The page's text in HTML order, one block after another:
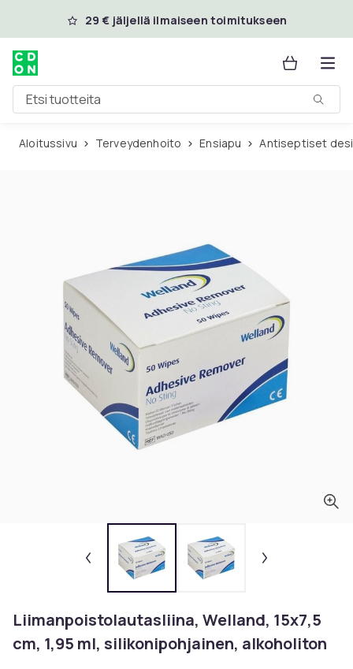
Ohita ja siirry pääsisältöön
29 € jäljellä ilmaiseen toimitukseen
Etsi tuotteita
Aloitussivu Terveydenhoito Ensiapu Antiseptiset
Liimanpoistolautasliina, Welland, 15x7,5
cm, 1,95 ml, silikonipohjainen, alkoholiton